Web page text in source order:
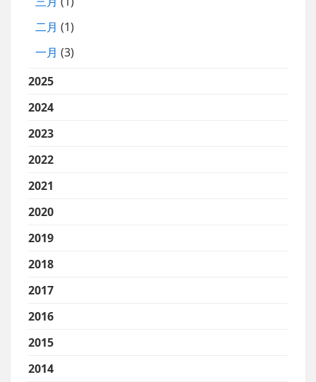
二月 (1)
一月 (3)
2025
2024
2023
2022
2021
2020
2019
2018
2017
2016
2015
2014